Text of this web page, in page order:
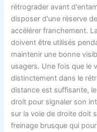
rétrograder avant
disposer d'une réserve
accélérer franchement.
doivent être utilisés
maintenir une bonne
usagers. Une fois que le
distinctement dans le
distance est suffisante,
droit pour signaler son
sur la voie de droite doit
freinage brusque qui